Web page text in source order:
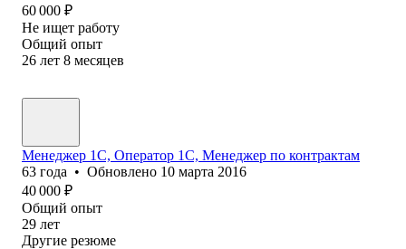
60 000 ₽
Не ищет работу
Общий опыт
26 лет 8 месяцев
Менеджер 1С, Оператор 1С, Менеджер по контрактам
63 года • Обновлено 10 марта 2016
40 000 ₽
Общий опыт
29 лет
Другие резюме